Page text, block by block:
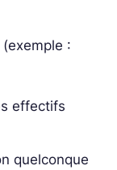
:
effectifs
quelconque